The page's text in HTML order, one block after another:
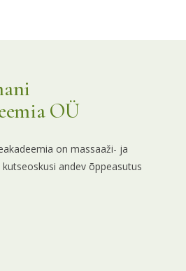
OÜ
on massaaži- ja
andev õppeasutus